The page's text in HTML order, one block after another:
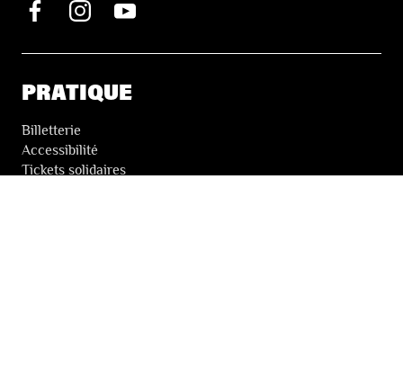
PRATIQUE
Billetterie
Accessibilité
Tickets solidaires